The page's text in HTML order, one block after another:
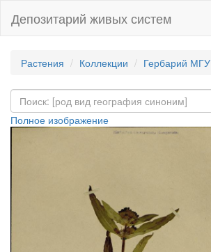
Депозитарий живых систем
Растения Коллекции Гербарий МГУ
Полное изображение